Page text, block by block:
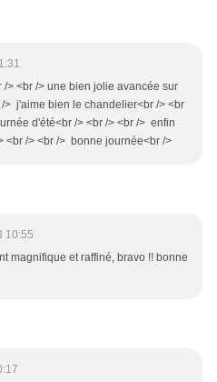
/> <br /> une bien jolie avancée sur
/> j'aime bien le chandelier<br /> <br
d'été<br /> <br /> <br /> enfin
/> <br /> bonne journée<br />
10:55
magnifique et raffiné, bravo !! bonne